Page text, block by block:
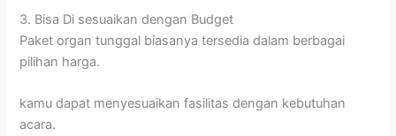
3. Bisa Di sesuaikan dengan Budget
Paket organ tunggal biasanya tersedia dalam berbagai
pilihan harga.
kamu dapat menyesuaikan fasilitas dengan kebutuhan
acara.